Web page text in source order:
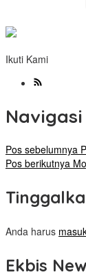
Ikuti Kami
Pos sebelumnya
Pos berikutnya
Anda harus
Ekbis